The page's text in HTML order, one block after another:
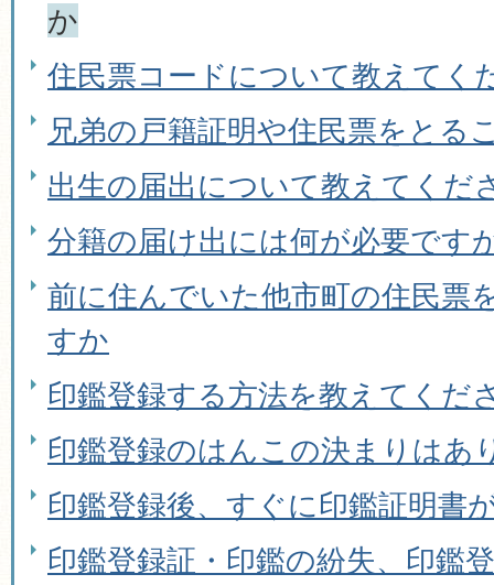
か
住民票コードについて教えてく
兄弟の戸籍証明や住民票をとる
出生の届出について教えてくだ
分籍の届け出には何が必要です
前に住んでいた他市町の住民票
すか
印鑑登録する方法を教えてくだ
印鑑登録のはんこの決まりはあ
印鑑登録後、すぐに印鑑証明書
印鑑登録証・印鑑の紛失、印鑑